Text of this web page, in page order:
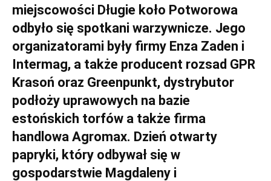
miejscowości Długie koło Potworowa
odbyło się spotkani warzywnicze. Jego
organizatorami były firmy Enza Zaden i
Intermag, a także producent rozsad GPR
Krasoń oraz Greenpunkt, dystrybutor
podłoży uprawowych na bazie
estońskich torfów a także firma
handlowa Agromax. Dzień otwarty
papryki, który odbywał się w
gospodarstwie Magdaleny i